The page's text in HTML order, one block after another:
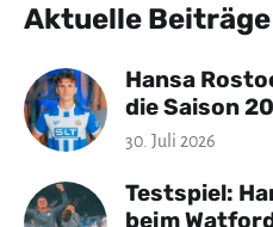
Aktuelle Beiträge
Hansa
die Saison
30. Juli 2026
Testspiel:
beim